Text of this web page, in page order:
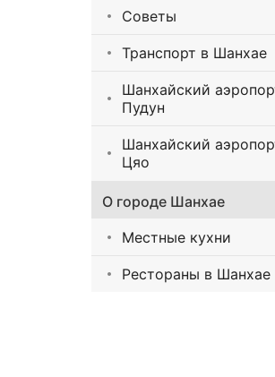
Советы
Транспорт в Шанхае
Шанхайский
Пудун
Шанхайский
Цяо
О городе Шанхае
Местные кухни
Рестораны в Шанхае